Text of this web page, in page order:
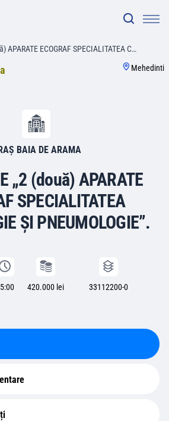
APARATE ECOGRAF SPECIALITATEA C…
Mehedinti
BAIA DE ARAMA
„2 (două) APARATE
SPECIALITATEA
ȘI PNEUMOLOGIE”.
420.000 lei 33112200-0